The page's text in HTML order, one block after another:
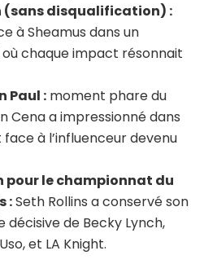
(sans disqualification) :
à Sheamus dans un
chaque impact résonnait
Paul : moment phare du
Cena a impressionné dans
à l’influenceur devenu
pour le championnat du
:Seth Rollins a conservé son
décisive de Becky Lynch,
et LA Knight.